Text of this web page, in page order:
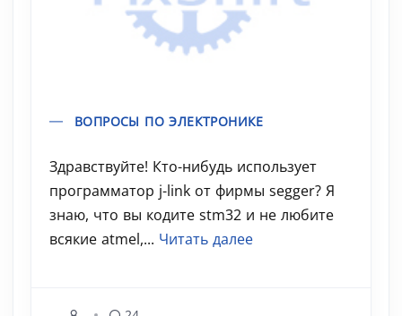
ВОПРОСЫ ПО ЭЛЕКТРОНИКЕ
Здравствуйте! Кто-нибудь использует
программатор j-link от фирмы segger? Я
знаю, что вы кодите stm32 и не любите
всякие atmel,... Читать далее